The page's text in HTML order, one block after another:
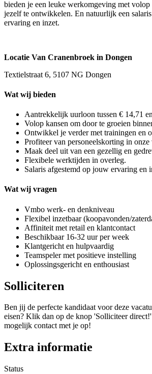
bieden je een leuke werkomgeving met
jezelf te ontwikkelen. En natuurlijk een
ervaring en inzet.
Locatie Van Cranenbroek in Dongen
Textielstraat 6, 5107 NG Dongen
Wat wij bieden
Aantrekkelijk uurloon tussen € 14,71
Volop kansen om door te groeien
Ontwikkel je verder met trainingen en
Profiteer van personeelskorting in
Maak deel uit van een gezellig en
Flexibele werktijden in overleg.
Salaris afgestemd op jouw ervaring en
Wat wij vragen
Vmbo werk- en denkniveau
Flexibel inzetbaar (koopavonden/
Affiniteit met retail en klantcontact
Beschikbaar 16-32 uur per week
Klantgericht en hulpvaardig
Teamspeler met positieve instelling
Oplossingsgericht en enthousiast
Solliciteren
Ben jij de perfecte kandidaat voor deze
eisen? Klik dan op de knop 'Solliciteer
mogelijk contact met je op!
Extra informatie
Status